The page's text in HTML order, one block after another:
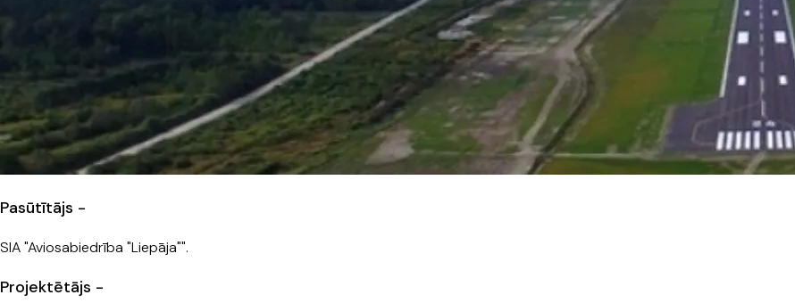
Pasūtītājs -
SIA "Aviosabiedrība "Liepāja"".
Projektētājs -